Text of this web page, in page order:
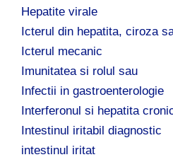
Hepatite virale
Icterul din hepatita, ciroza
Icterul mecanic
Imunitatea si rolul sau
Infectii in gastroenterologie
Interferonul si hepatita
Intestinul iritabil diagnostic
intestinul iritat